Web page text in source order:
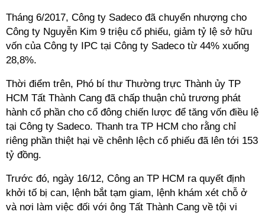
Tháng 6/2017, Công ty Sadeco đã chuyển nhượng cho
Công ty Nguyễn Kim 9 triệu cổ phiếu, giảm tỷ lệ sở hữu
vốn của Công ty IPC tại Công ty Sadeco từ 44% xuống
28,8%.
Thời điểm trên, Phó bí thư Thường trực Thành ủy TP
HCM Tất Thành Cang đã chấp thuận chủ trương phát
hành cổ phần cho cổ đông chiến lược để tăng vốn điều lệ
tại Công ty Sadeco. Thanh tra TP HCM cho rằng chỉ
riêng phần thiệt hại về chênh lệch cổ phiếu đã lên tới 153
tỷ đồng.
Trước đó, ngày 16/12, Công an TP HCM ra quyết định
khởi tố bị can, lệnh bắt tạm giam, lệnh khám xét chỗ ở
và nơi làm việc đối với ông Tất Thành Cang về tội vi